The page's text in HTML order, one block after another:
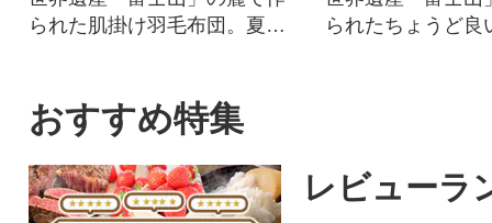
られた肌掛け羽毛布団。夏で
られたちょうど良
おすすめ特集
レビューラ